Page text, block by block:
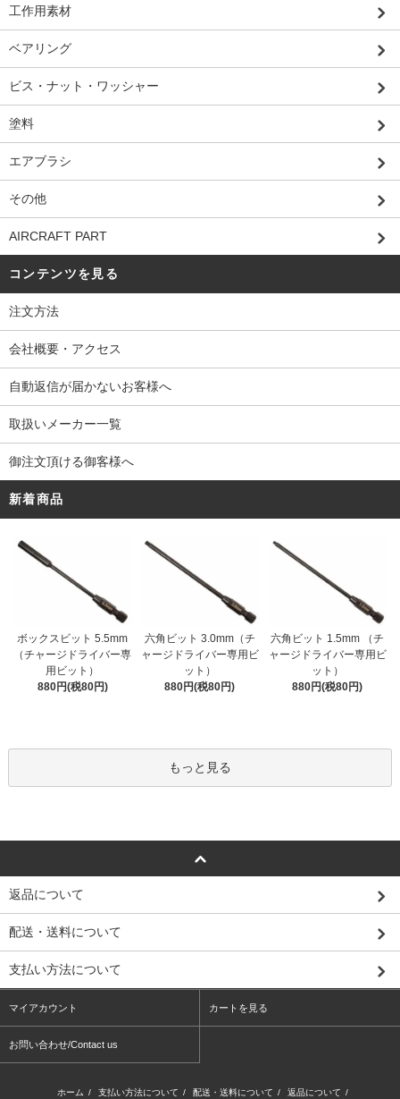
工作用素材
ベアリング
ビス・ナット・ワッシャー
塗料
エアブラシ
その他
AIRCRAFT PART
コンテンツを見る
注文方法
会社概要・アクセス
自動返信が届かないお客様へ
取扱いメーカー一覧
御注文頂ける御客様へ
新着商品
ボックスビット 5.5mm
（チャージドライバー専
用ビット）
880円(税80円)
六角ビット 3.0mm（チ
ャージドライバー専用ビ
ット）
880円(税80円)
六角ビット 1.5mm （チ
ャージドライバー専用ビ
ット）
880円(税80円)
もっと見る
返品について
配送・送料について
支払い方法について
マイアカウント カートを見る
お問い合わせ/Contact us
ホーム / 支払い方法について / 配送・送料について / 返品について /